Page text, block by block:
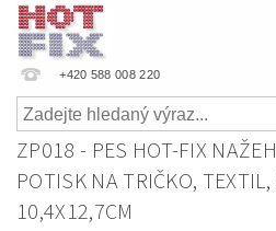
+420 588 008 220
ZP018 - PES HOT-FIX
POTISK NA TRIČKO, TEXTIL,
10,4X12,7CM